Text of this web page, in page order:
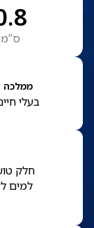
ס”מ
ממלכה
בעלי
חלק
למים